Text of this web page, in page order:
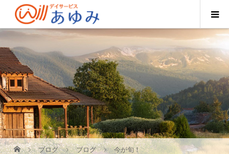
ブログ ブログ 今が旬！